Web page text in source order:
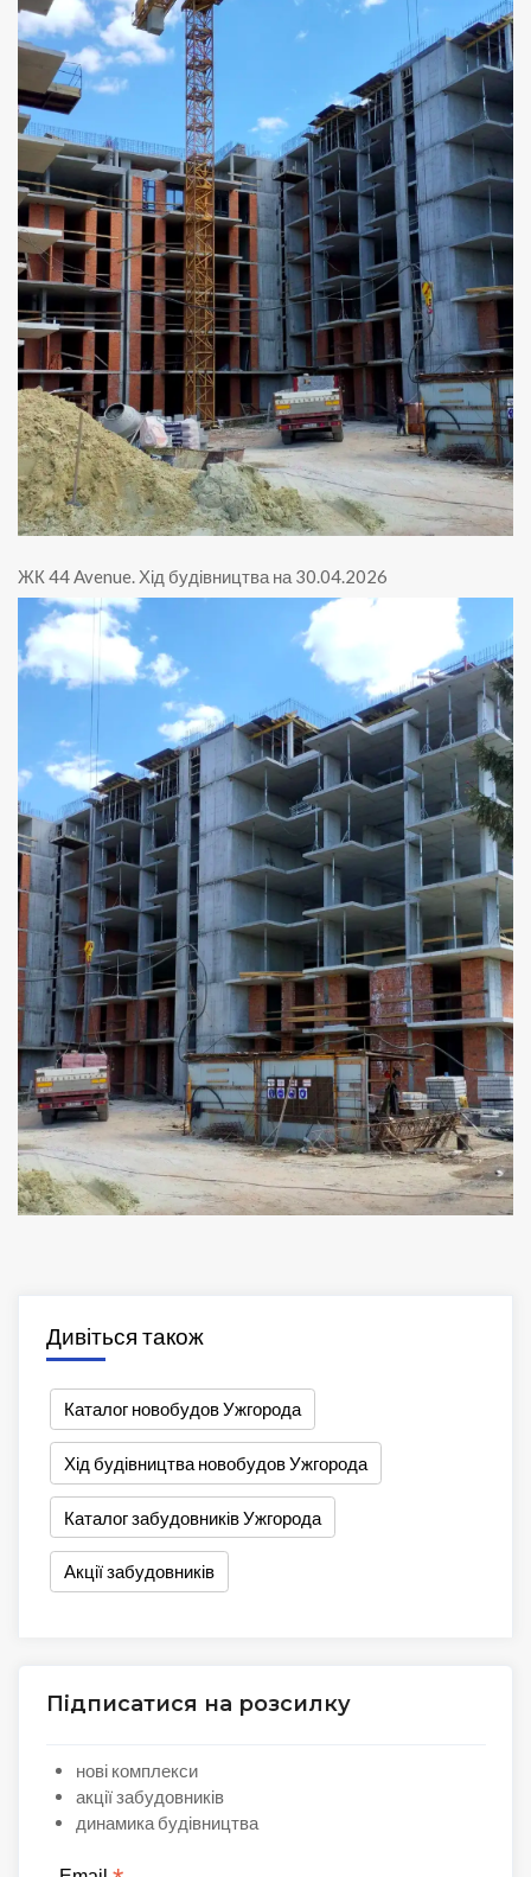
ЖК 44 Avenue. Хід будівництва на 30.04.2026
Дивіться також
Каталог новобудов Ужгорода
Хід будівництва новобудов Ужгорода
Каталог забудовників Ужгорода
Акції забудовників
Підписатися на розсилку
нові комплекси
акції забудовників
динамика будівництва